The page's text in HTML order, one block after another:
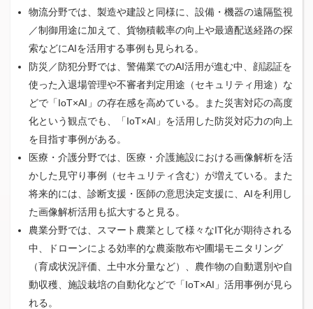
物流分野では、製造や建設と同様に、設備・機器の遠隔監視
／制御用途に加えて、貨物積載率の向上や最適配送経路の探
索などにAIを活用する事例も見られる。
防災／防犯分野では、警備業でのAI活用が進む中、顔認証を
使った入退場管理や不審者判定用途（セキュリティ用途）な
どで「IoT×AI」の存在感を高めている。また災害対応の高度
化という観点でも、「IoT×AI」を活用した防災対応力の向上
を目指す事例がある。
医療・介護分野では、医療・介護施設における画像解析を活
かした見守り事例（セキュリティ含む）が増えている。また
将来的には、診断支援・医師の意思決定支援に、AIを利用し
た画像解析活用も拡大すると見る。
農業分野では、スマート農業として様々なIT化が期待される
中、ドローンによる効率的な農薬散布や圃場モニタリング
（育成状況評価、土中水分量など）、農作物の自動選別や自
動収穫、施設栽培の自動化などで「IoT×AI」活用事例が見ら
れる。